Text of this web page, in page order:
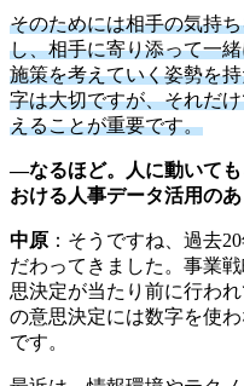
そのためには相手の気持
し、相手に寄り添って一
施策を考えていく姿勢を
字は大切ですが、それだ
えることが重要です。
―なるほど。人に動いて
おける人事データ活用の
中原 ：そうですね、過去
だわってきました。事業
思決定が当たり前に行わ
の意思決定には数字を使
です。